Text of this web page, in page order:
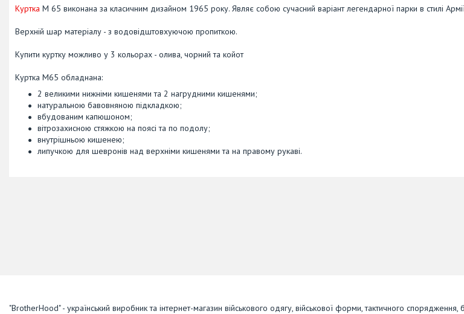
Куртка М 65 виконана за класичним дизайном 1965 року. Являє собою сучасний варіант легендарної парки в стилі
Верхній шар матеріалу - з водовідштовхуючою пропиткою.
Купити куртку можливо у 3 кольорах - олива, чорний та койот
Куртка М65 обладнана:
2 великими нижніми кишенями та 2 нагрудними кишенями;
натуральною бавовняною підкладкою;
вбудованим капюшоном;
вітрозахисною стяжкою на поясі та по подолу;
внутрішньою кишенею;
липучкою для шевронів над верхніми кишенями та на правому рукаві.
"BrotherHood" - український виробник та інтернет-магазин військового одягу, військової форми, тактичного